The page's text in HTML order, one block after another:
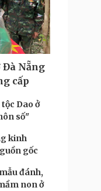
Đà Nẵng
cấp
Dao ở
số"
kinh
gốc
đánh,
non ở